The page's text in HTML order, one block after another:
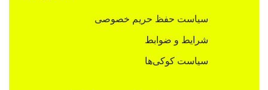
سیاست حفظ حریم خصوصی
شرایط و ضوابط
سیاست کوکی‌ها